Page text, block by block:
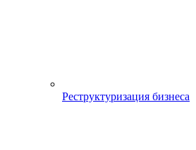
Реструктуризация бизнеса